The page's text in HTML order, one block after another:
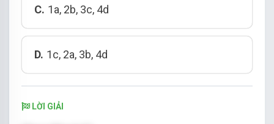
C. 1a, 2b, 3c, 4d
D. 1c, 2a, 3b, 4d
LỜI GIẢI